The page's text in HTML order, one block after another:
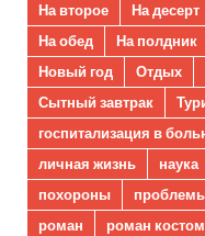
На второе
На десерт
На обед
На полдник
Новый год
Отдых
Сытный завтрак
госпитализация в
личная жизнь
наука
похороны
роман
роман